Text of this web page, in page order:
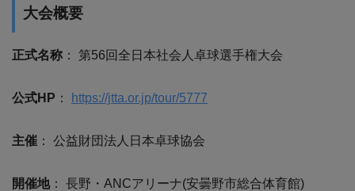
大会概要
正式名称 ： 第56回全日本社会人卓球選手権大会
公式HP ： https://jtta.or.jp/tour/5777
主催 ： 公益財団法人日本卓球協会
開催地： 長野・ANCアリーナ(安曇野市総合体育館)